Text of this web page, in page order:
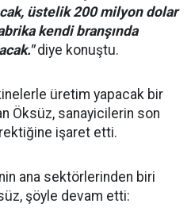
üstelik 200 milyon dolar
kendi branşında
diye konuştu.
üretim yapacak bir
Öksüz, sanayicilerin son
işaret etti.
ana sektörlerinden biri
şöyle devam etti: